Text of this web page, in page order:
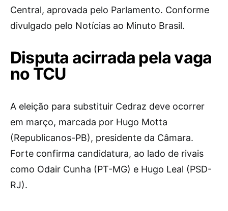
Central, aprovada pelo Parlamento. Conforme
divulgado pelo Notícias ao Minuto Brasil.
Disputa acirrada pela vaga
no TCU
A eleição para substituir Cedraz deve ocorrer
em março, marcada por Hugo Motta
(Republicanos-PB), presidente da Câmara.
Forte confirma candidatura, ao lado de rivais
como Odair Cunha (PT-MG) e Hugo Leal (PSD-
RJ).